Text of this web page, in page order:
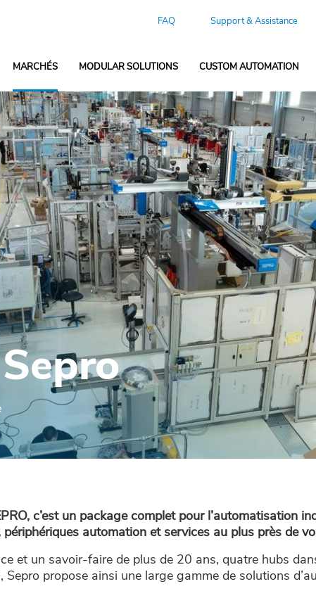
FAQ Support & Assistance
MARCHÉS MODULAR SOLUTIONS CUSTOM AUTOMATION
c’est un package complet pour l’automatisation
automation et services au plus près de
et un savoir-faire de plus de 20 ans, quatre hubs
Sepro propose ainsi une large gamme de solutions